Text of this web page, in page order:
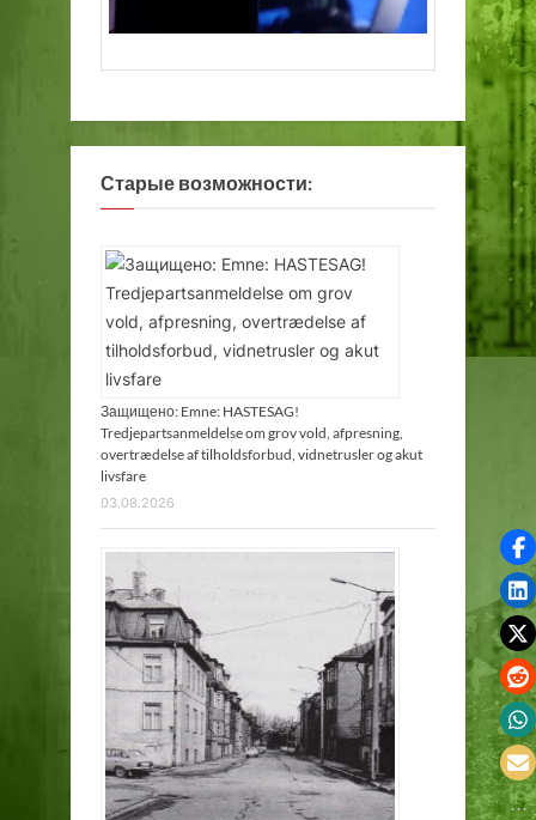
Старые возможности:
Защищено: Emne: HASTESAG!
Tredjepartsanmeldelse om grov vold, afpresning,
overtrædelse af tilholdsforbud, vidnetrusler og akut
livsfare
03.08.2026